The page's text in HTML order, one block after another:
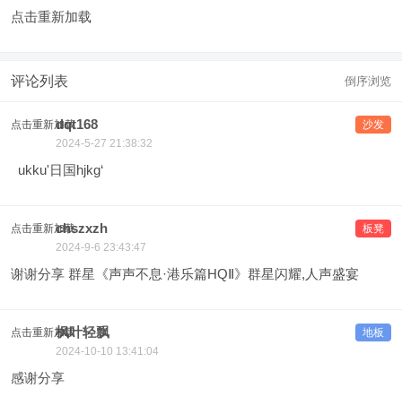
点击重新加载
评论列表 倒序浏览
点击重新加载 沙发
dqt168
2024-5-27 21:38:32
ukku'日国hjkg‘
点击重新加载 板凳
chszxzh
2024-9-6 23:43:47
谢谢分享 群星《声声不息·港乐篇HQⅡ》群星闪耀,人声盛宴
点击重新加载 地板
枫叶轻飘
2024-10-10 13:41:04
感谢分享